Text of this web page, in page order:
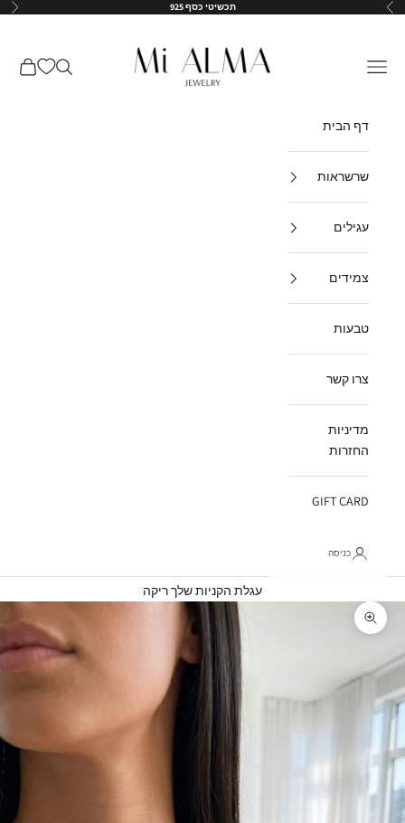
דילוג לתוכן
הקודם תכשיטי כסף 925 הבא
Mi-Alma-il
תפריט חיפוש עגלת
דף הבית
שרשראות
עגילים
צמידים
טבעות
צרו קשר
מדיניות
החזרות
GIFT CARD
כניסה
עגלת הקניות שלך ריקה
תקריב